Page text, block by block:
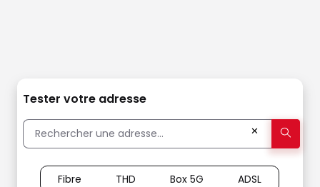
Tester votre adresse
✕
Fibre THD Box 5G ADSL